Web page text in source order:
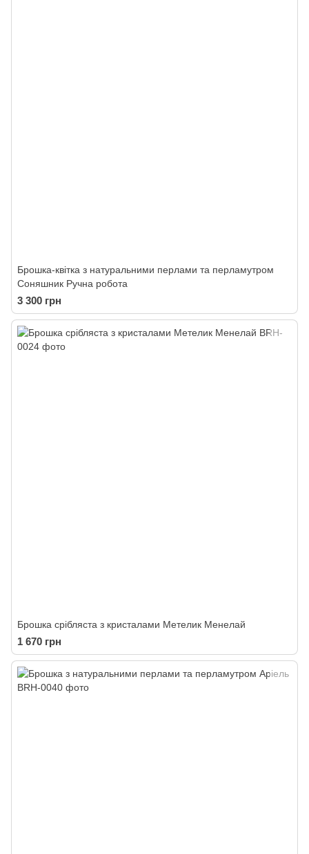
Брошка-квітка з натуральними перлами та перламутром
Соняшник Ручна робота
3 300 грн
Брошка срібляста з кристалами Метелик Менелай
1 670 грн